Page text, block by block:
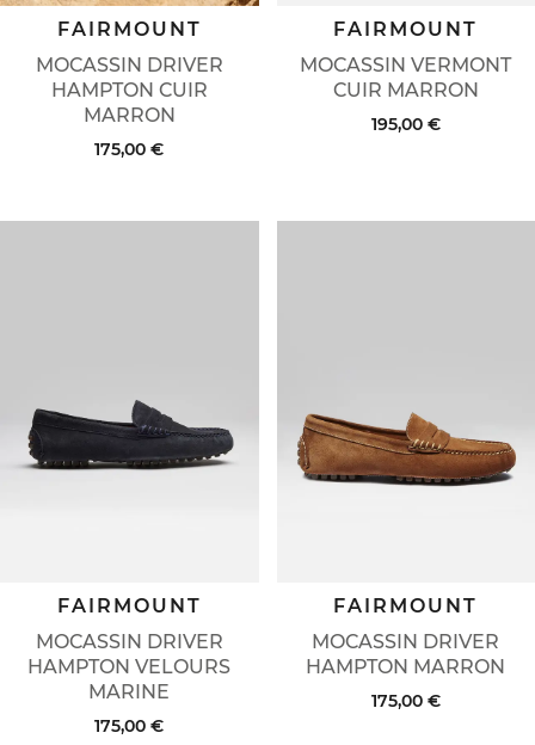
MOCASSIN DRIVER
HAMPTON CUIR
MARRON
FAIRMOUNT
175,00 €
MOCASSIN VERMONT
CUIR MARRON
FAIRMOUNT
195,00 €
MOCASSIN DRIVER
HAMPTON VELOURS
MARINE
FAIRMOUNT
175,00 €
MOCASSIN DRIVER
HAMPTON MARRON
FAIRMOUNT
175,00 €